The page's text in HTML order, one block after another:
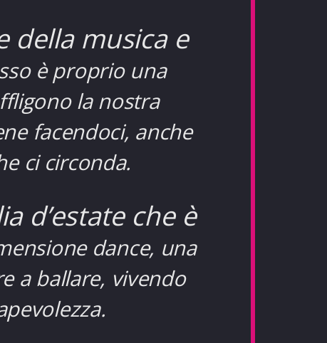
della musica e
è proprio una
la nostra
facendoci, anche
ci circonda.
d’estate che è
dance, una
a ballare, vivendo